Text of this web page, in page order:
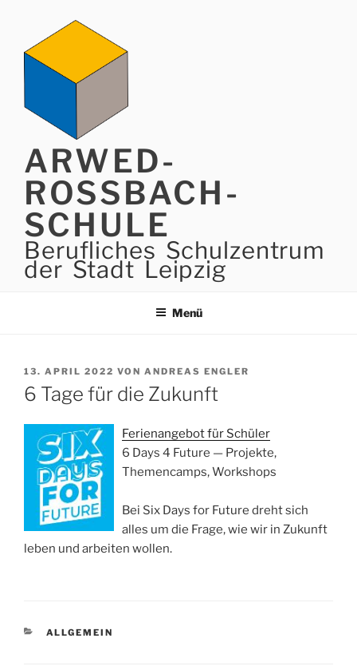
springen
ARWED-
ROSSBACH-
SCHULE
Berufliches Schulzentrum
der Stadt Leipzig
Menü
VERÖFFENTLICHT
AM
13. APRIL 2022 VON ANDREAS ENGLER
6 Tage für die Zukunft
Ferienangebot für Schüler
6 Days 4 Future — Projekte,
Themencamps, Workshops
Bei Six Days for Future dreht sich
alles um die Frage, wie wir in Zukunft
leben und arbeiten wollen.
KATEGORIEN
ALLGEMEIN